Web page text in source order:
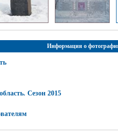
Информация о
Сезон 2015